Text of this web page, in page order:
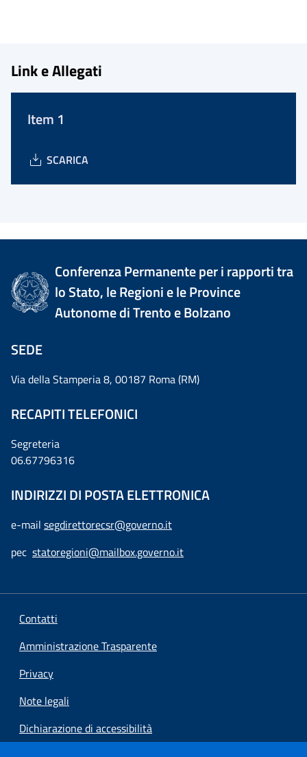
Link e Allegati
Item 1
SCARICA
Conferenza Permanente per i rapporti tra
lo Stato, le Regioni e le Province
Autonome di Trento e Bolzano
SEDE
Via della Stamperia 8, 00187 Roma (RM)
RECAPITI TELEFONICI
Segreteria
06.67796316
INDIRIZZI DI POSTA ELETTRONICA
e-mail segdirettorecsr@governo.it
pec statoregioni@mailbox.governo.it
Contatti
Amministrazione Trasparente
Privacy
Note legali
Dichiarazione di accessibilità